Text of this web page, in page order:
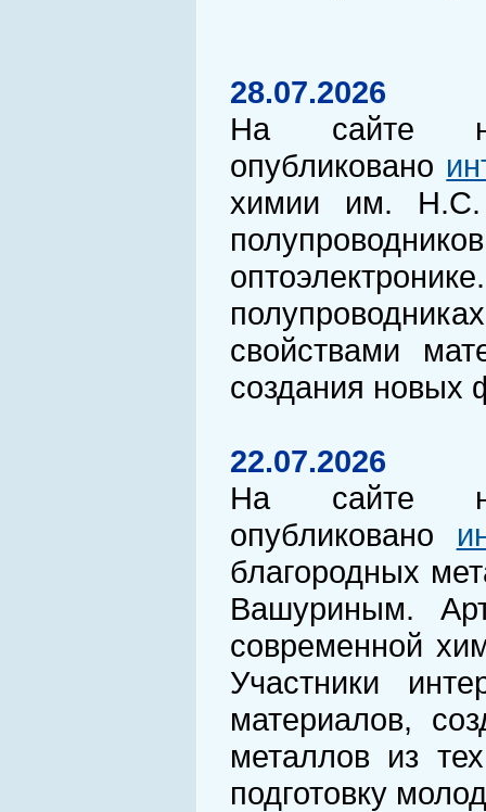
28.07.2026
На сайте
опубликовано
химии им. Н.С.
свойствами
создания новых
22.07.2026
На сайте
опубликовано
благородных
Вашуриным.
современной
Участники
материалов,
металлов из
подготовку